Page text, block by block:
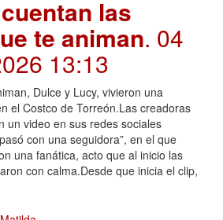
las
te animan. 04
13:13
Dulce y Lucy, vivieron una
el Costco de Torreón.Las creadoras
un video en sus redes sociales
con una seguidora”, en el que
una fanática, acto que al inicio las
con calma.Desde que inicia el clip,